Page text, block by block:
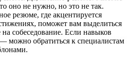
оно не нужно, но это не так.
резюме, где акцентируется
поможет вам выделиться
собеседование. Если навыков
можно обратиться к специалистам